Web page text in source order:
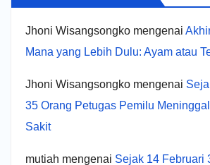
Jhoni Wisangsongko mengenai
Mana yang Lebih Dulu: Ayam atau
Jhoni Wisangsongko mengenai
35 Orang Petugas Pemilu
Sakit
mutiah mengenai Sejak 14 Februari